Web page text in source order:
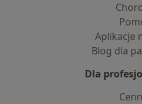
Aplikacje
Blog dla
Dla